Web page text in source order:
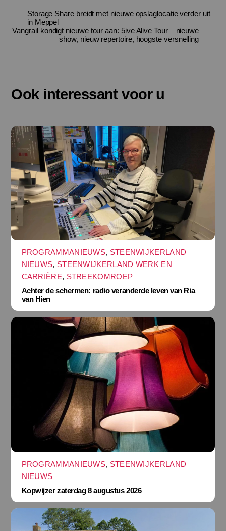
Storage Share breidt met nieuwe opslaglocatie verder uit
in Meppel
Vangrail kondigt nieuwe tour aan: 5ive Alive Tour – nieuwe
show, nieuw repertoire, hoogste versnelling
Ook interessant voor u
PROGRAMMANIEUWS, STEENWIJKERLAND
NIEUWS, STEENWIJKERLAND WERK EN
CARRIÈRE, STREEKOMROEP
Achter de schermen: radio veranderde leven van Ria
van Hien
PROGRAMMANIEUWS, STEENWIJKERLAND
NIEUWS
Kopwijzer zaterdag 8 augustus 2026